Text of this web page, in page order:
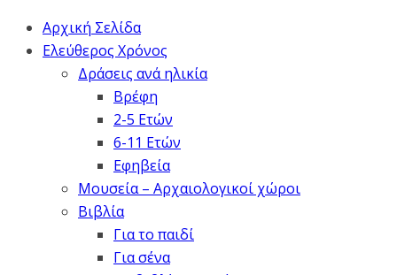
Αρχική Σελίδα
Ελεύθερος Χρόνος
Δράσεις ανά ηλικία
Βρέφη
2-5 Ετών
6-11 Ετών
Εφηβεία
Μουσεία – Αρχαιολογικοί χώροι
Βιβλία
Για το παιδί
Για σένα